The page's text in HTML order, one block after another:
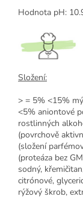
Hodnota pH:
Složení:
> = 5% <15%
<5% aniontové
rostlinných
(povrchově
(složení
(proteáza bez
sodný,
citrónové,
rýžový škrob,